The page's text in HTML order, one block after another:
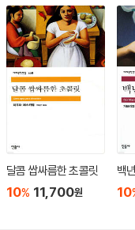
즘은 여러 행태를 통하여
죽은 사람들이 다시 나타난
떤 사내아이는 부모의 말을
의 한 선조는 돼지 꼬리를 달
과 벽에서 긁은 석회를 먹고
용을 잡았는데, 그 뱃속에는
발견되기도 한다. 난로에 얹
았더니 그 안에는 구더기가
담요나 양탄자를 타고 하늘
다.
달콤 쌉싸름한 초콜릿
10% 11,700원
백
10